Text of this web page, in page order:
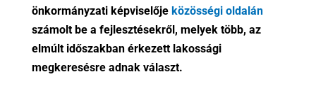
önkormányzati képviselője közösségi oldalán
számolt be a fejlesztésekről, melyek több, az
elmúlt időszakban érkezett lakossági
megkeresésre adnak választ.